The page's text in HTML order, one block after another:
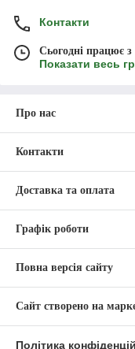
Контакти
Сьогодні працює
Показати весь
Про нас
Контакти
Доставка та оплата
Графік роботи
Повна версія сайту
Сайт створено на
Політика